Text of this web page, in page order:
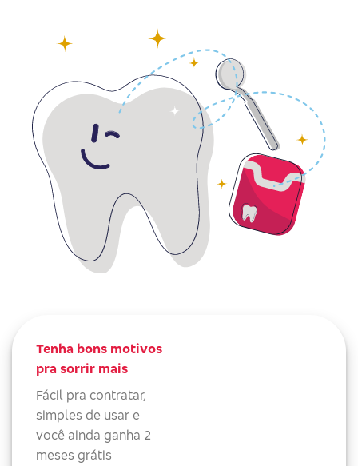
Tenha bons motivos
pra sorrir mais
Fácil pra contratar,
simples de usar e
você ainda ganha 2
meses grátis